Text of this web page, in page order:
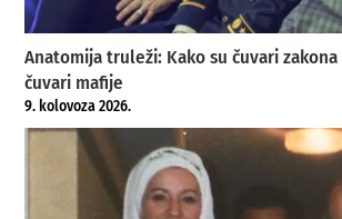
Anatomija truleži: Kako su čuvari
čuvari mafije
9. kolovoza 2026.